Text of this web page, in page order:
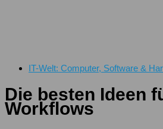
IT-Welt: Computer, Software &
Die besten Ideen
Workflows